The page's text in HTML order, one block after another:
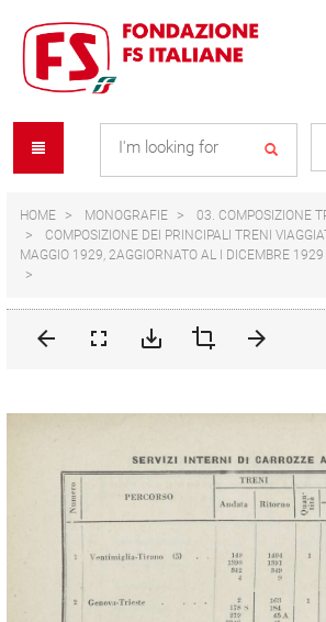
content
navigation
menu
HOME MONOGRAFIE
03. COMPOSIZIONE
COMPOSIZIONE DEI PRINCIPALI TRENI
MAGGIO 1929, 2AGGIORNATO AL I DICEMBRE 1929